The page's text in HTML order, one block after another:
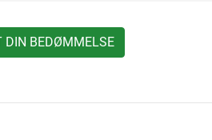
DIN BEDØMMELSE